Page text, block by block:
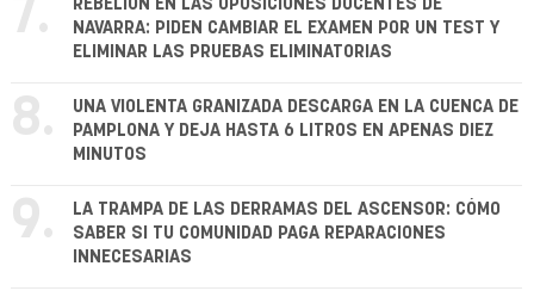
7.
REBELIÓN EN LAS OPOSICIONES DOCENTES DE
NAVARRA: PIDEN CAMBIAR EL EXAMEN POR UN TEST Y
ELIMINAR LAS PRUEBAS ELIMINATORIAS
8.
UNA VIOLENTA GRANIZADA DESCARGA EN LA CUENCA DE
PAMPLONA Y DEJA HASTA 6 LITROS EN APENAS DIEZ
MINUTOS
9.
LA TRAMPA DE LAS DERRAMAS DEL ASCENSOR: CÓMO
SABER SI TU COMUNIDAD PAGA REPARACIONES
INNECESARIAS